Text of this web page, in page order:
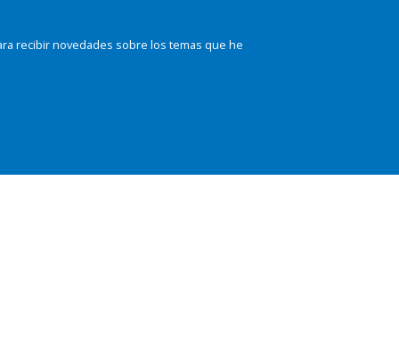
recibir novedades sobre los temas que he